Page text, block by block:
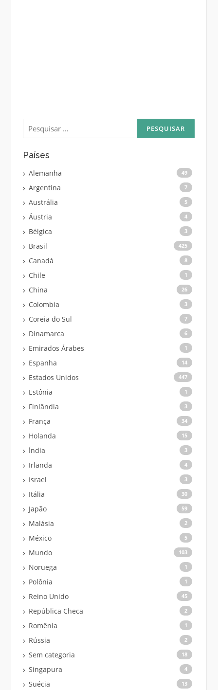
Pesquisar
por:
Países
Alemanha 49
Argentina 7
Austrália 5
Áustria 4
Bélgica 3
Brasil 425
Canadá 8
Chile 1
China 26
Colombia 3
Coreia do Sul 7
Dinamarca 6
Emirados Árabes 1
Espanha 14
Estados Unidos 447
Estônia 1
Finlândia 3
França 34
Holanda 15
Índia 3
Irlanda 4
Israel 3
Itália 30
Japão 59
Malásia 2
México 5
Mundo 103
Noruega 1
Polônia 1
Reino Unido 45
República Checa 2
Romênia 1
Rússia 2
Sem categoria 18
Singapura 4
Suécia 13